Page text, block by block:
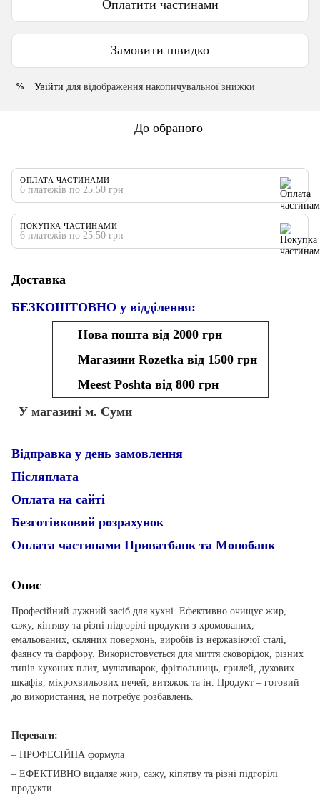
Оплатити частинами
Замовити швидко
% Увійти для відображення накопичувальної знижки
До обраного
ОПЛАТА ЧАСТИНАМИ
6 платежів по 25.50 грн
ПОКУПКА ЧАСТИНАМИ
6 платежів по 25.50 грн
Доставка
БЕЗКОШТОВНО у відділення:
Нова пошта від 2000 грн
Магазини Rozetka від 1500 грн
Meest Poshta від 800 грн
У магазині м. Суми
Відправка у день замовлення
Післяплата
Оплата на сайті
Безготівковий розрахунок
Оплата частинами Приватбанк та Монобанк
Опис
Професійний лужний засіб для кухні. Ефективно очищує жир,
сажу, кіптяву та різні підгорілі продукти з хромованих,
емальованих, скляних поверхонь, виробів із нержавіючої сталі,
фаянсу та фарфору. Використовується для миття сковорідок, різних
типів кухоних плит, мультиварок, фрітюльниць, грилей, духових
шкафів, мікрохвильових печей, витяжок та ін. Продукт – готовий
до використання, не потребує розбавлень.
Переваги:
– ПРОФЕСІЙНА формула
– ЕФЕКТИВНО видаляє жир, сажу, кіпятву та різні підгорілі
продукти